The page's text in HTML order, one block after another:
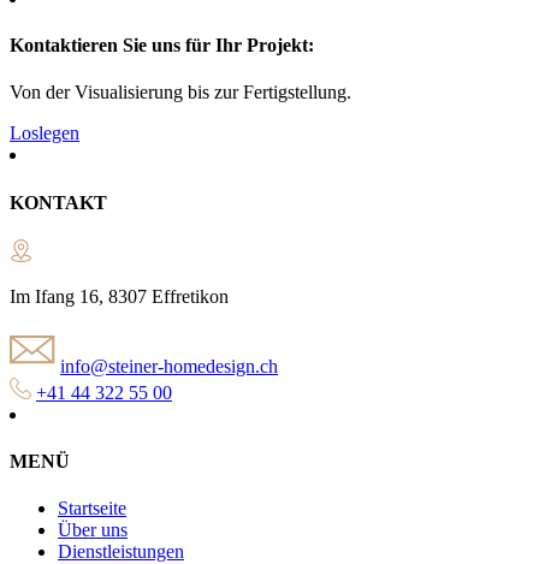
Kontaktieren Sie uns für Ihr Projekt:
Von der Visualisierung bis zur Fertigstellung.
Loslegen
KONTAKT
Im Ifang 16, 8307 Effretikon
info@steiner-homedesign.ch
+41 44 322 55 00
MENÜ
Startseite
Über uns
Dienstleistungen